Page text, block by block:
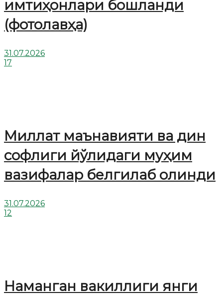
имтиҳонлари бошланди
(фотолавҳа)
31.07.2026
17
Миллат маънавияти ва дин
софлиги йўлидаги муҳим
вазифалар белгилаб олинди
31.07.2026
12
Наманган вакиллиги янги